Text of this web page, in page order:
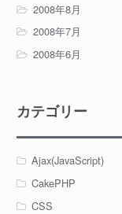
2008年8月
2008年7月
2008年6月
カテゴリー
Ajax(JavaScript)
CakePHP
CSS